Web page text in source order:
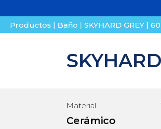
Productos | Baño | SKYHARD GREY |
Material
Cerámico